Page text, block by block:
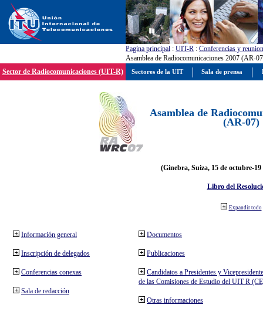
Pagína principal : UIT-R : Conferencias y
Asamblea de Radiocomunicaciones 2007 (AR-
Sector de Radiocomunicaciones (UIT-R)
Asamblea de
(AR-07)
(Ginebra, Suiza, 15 de octubre-19
Libro del
Expandir todo
Información general
Inscripción de delegados
Conferencias conexas
Sala de redacción
Documentos
Publicaciones
Candidatos a Presidentes y
de las Comisiones de Estudio del UIT R
Otras informaciones
Sectores de la UIT Sala de prensa